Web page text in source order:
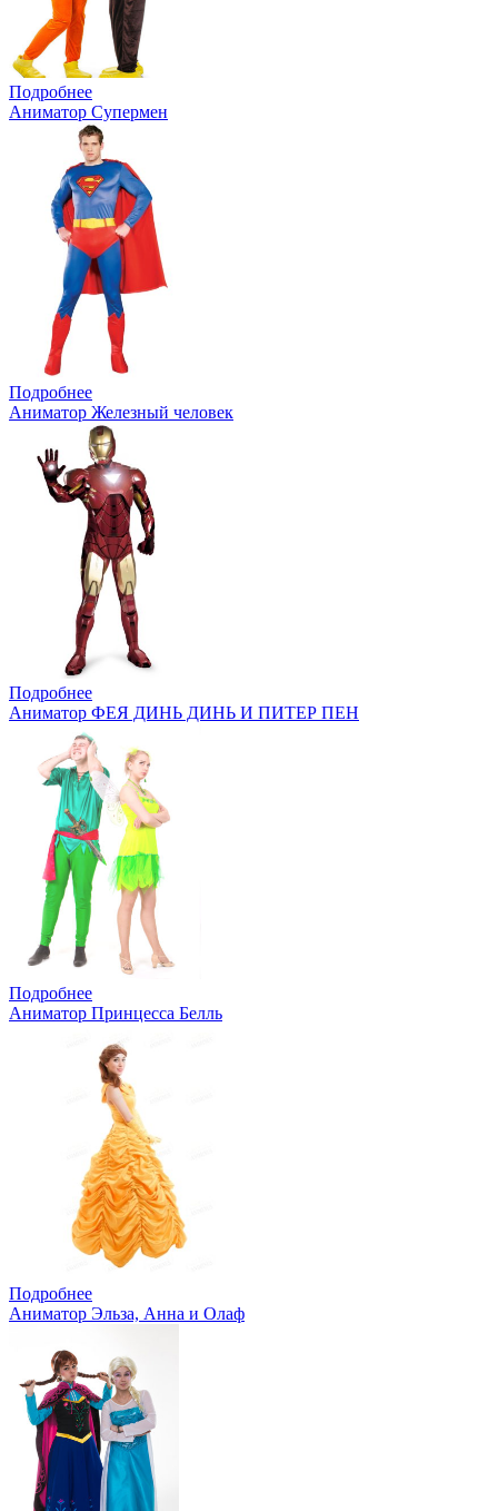
Подробнее
Аниматор Супермен
Подробнее
Аниматор Железный человек
Подробнее
Аниматор ФЕЯ ДИНЬ ДИНЬ И ПИТЕР ПЕН
Подробнее
Аниматор Принцесса Белль
Подробнее
Аниматор Эльза, Анна и Олаф